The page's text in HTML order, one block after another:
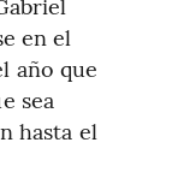
en el
año que
sea
hasta el